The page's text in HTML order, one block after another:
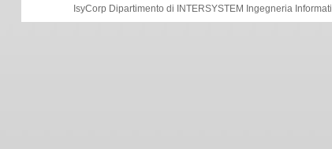
IsyCorp Dipartimento di INTERSYSTEM Ingegneria